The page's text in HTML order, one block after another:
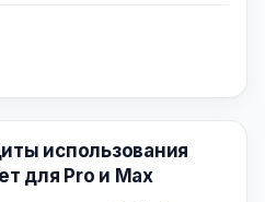
использования
для Pro и Max